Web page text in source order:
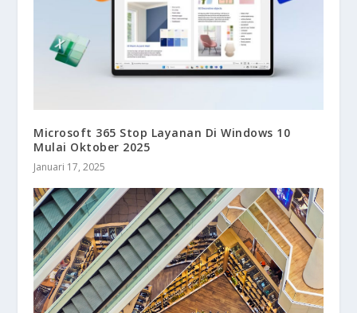
Microsoft 365 Stop Layanan Di Windows 10
Mulai Oktober 2025
Januari 17, 2025